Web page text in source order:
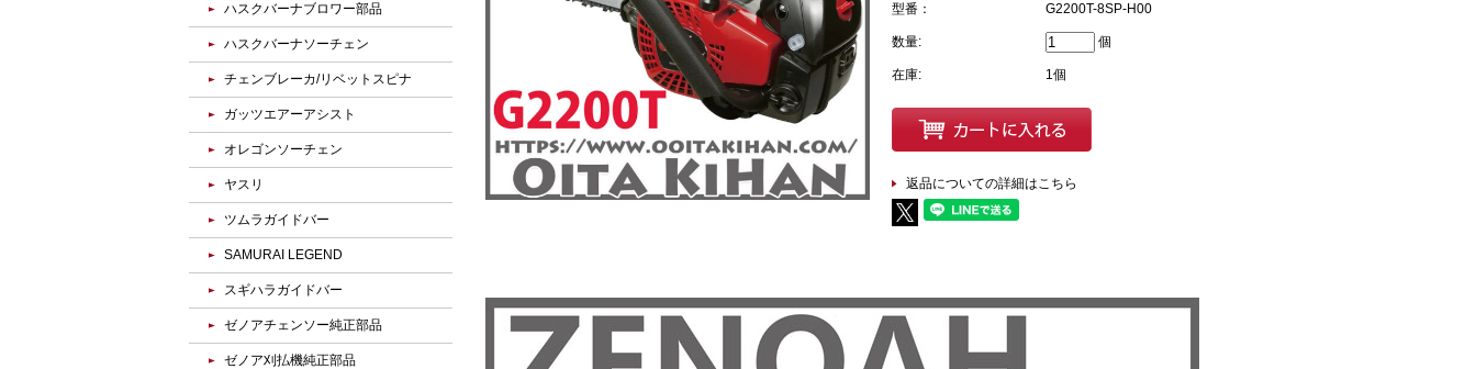
型番： G2200T-8SP-H00
数量: 個
在庫: 1個
返品についての詳細はこちら
ハスクバーナブロワー部品
ハスクバーナソーチェン
チェンブレーカ/リベットスピナ
ガッツエアーアシスト
オレゴンソーチェン
ヤスリ
ツムラガイドバー
SAMURAI LEGEND
スギハラガイドバー
ゼノアチェンソー純正部品
ゼノア刈払機純正部品